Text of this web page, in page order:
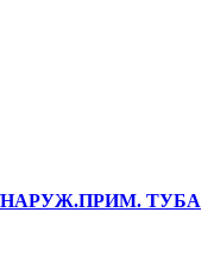
НАРУЖ.ПРИМ. ТУБА